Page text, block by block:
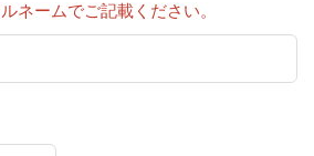
ネームでご記載ください。